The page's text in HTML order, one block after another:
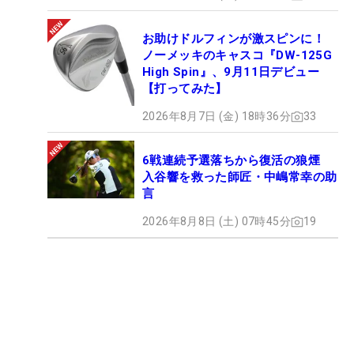
お助けドルフィンが激スピンに！
ノーメッキのキャスコ『DW-125G
High Spin』、9月11日デビュー
【打ってみた】
2026年8月7日 (金) 18時36分 33
6戦連続予選落ちから復活の狼煙
入谷響を救った師匠・中嶋常幸の助
言
2026年8月8日 (土) 07時45分 19